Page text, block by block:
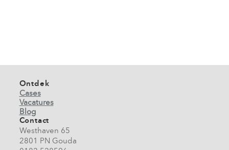
Ontdek
Cases
Vacatures
Blog
Contact
Westhaven 65
2801 PN Gouda